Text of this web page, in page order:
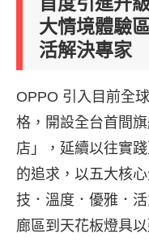
大情境體驗
活解決專家
OPPO 引入目前全
格，開設全台首間
店」，延續以往實
的追求，以五大核
技．溫度．優雅．
廊區到天花板燈具